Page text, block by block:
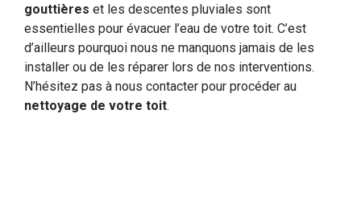
gouttières et les descentes pluviales sont
essentielles pour évacuer l’eau de votre toit. C’est
d’ailleurs pourquoi nous ne manquons jamais de les
installer ou de les réparer lors de nos interventions.
N’hésitez pas à nous contacter pour procéder au
nettoyage de votre toit.